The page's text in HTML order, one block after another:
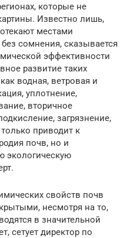
которые не
Известно лишь,
местами
сомнения, сказывается
эффективности
развитие таких
водная, ветровая и
уплотнение,
вторичное
загрязнение,
приводит к
почв, но и
экологическую
свойств почв
несмотря на то,
в значительной
сетует директор по